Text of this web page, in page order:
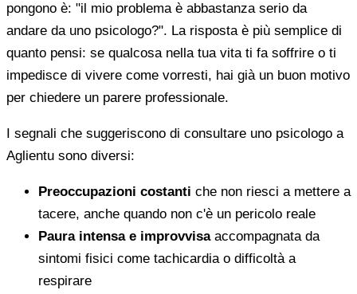
pongono è: "il mio problema è abbastanza serio da
andare da uno psicologo?". La risposta è più semplice di
quanto pensi: se qualcosa nella tua vita ti fa soffrire o ti
impedisce di vivere come vorresti, hai già un buon motivo
per chiedere un parere professionale.
I segnali che suggeriscono di consultare uno psicologo a
Aglientu sono diversi:
Preoccupazioni costanti che non riesci a mettere a
tacere, anche quando non c'è un pericolo reale
Paura intensa e improvvisaaccompagnata da
sintomi fisici come tachicardia o difficoltà a
respirare